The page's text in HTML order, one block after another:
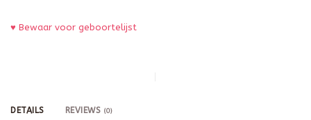
♥ Bewaar voor geboortelijst
DETAILS REVIEWS (0)